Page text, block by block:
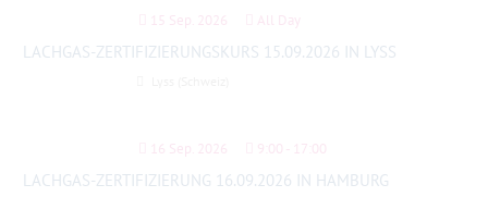
15 Sep. 2026 All Day
LACHGAS-ZERTIFIZIERUNGSKURS 15.09.2026 IN LYSS
16 Sep. 2026 9:00 - 17:00
LACHGAS-ZERTIFIZIERUNG 16.09.2026 IN HAMBURG